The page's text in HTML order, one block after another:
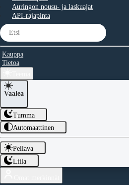
Auringon nousu- ja laskuajat
API-rajapinta
Kauppa
Tietoa
Vaalea
Tumma
Automaattinen
Pellava
Liila